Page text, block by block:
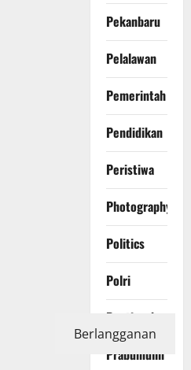
Pekanbaru
Pelalawan
Pemerintah
Pendidikan
Peristiwa
Photography
Politics
Polri
Pontianak
Prabumulih
Berlangganan